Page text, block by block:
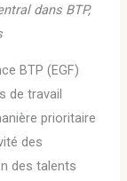
dans BTP,
BTP (EGF)
de travail
prioritaire
des
des talents